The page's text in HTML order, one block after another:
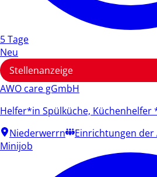
5 Tage
Neu
Stellenanzeige
AWO care gGmbH
Helfer*in Spülküche, Küchenhelfer
Niederwerrn
Einrichtungen der
Minijob